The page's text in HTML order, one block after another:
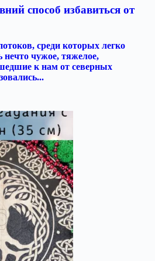
способ избавиться от
среди которых легко
нечто чужое, тяжелое,
к нам от северных